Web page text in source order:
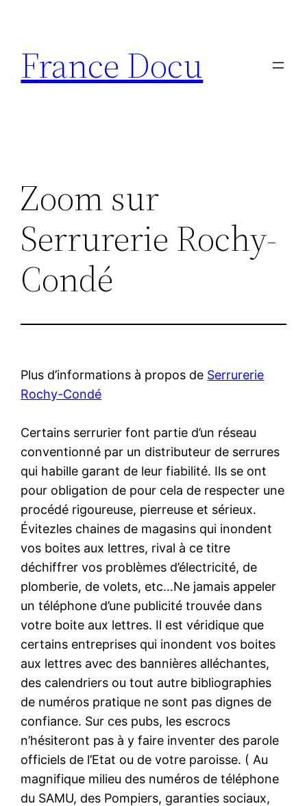
contenu
France Docu
Zoom sur
Serrurerie Rochy-
Condé
Plus d’informations à propos de Serrurerie
Rochy-Condé
Certains serrurier font partie d’un réseau
conventionné par un distributeur de serrures
qui habille garant de leur fiabilité. Ils se ont
pour obligation de pour cela de respecter une
procédé rigoureuse, pierreuse et sérieux.
Évitezles chaines de magasins qui inondent
vos boites aux lettres, rival à ce titre
déchiffrer vos problèmes d’électricité, de
plomberie, de volets, etc…Ne jamais appeler
un téléphone d’une publicité trouvée dans
votre boite aux lettres. Il est véridique que
certains entreprises qui inondent vos boites
aux lettres avec des bannières alléchantes,
des calendriers ou tout autre bibliographies
de numéros pratique ne sont pas dignes de
confiance. Sur ces pubs, les escrocs
n’hésiteront pas à y faire inventer des parole
officiels de l’Etat ou de votre paroisse. ( Au
magnifique milieu des numéros de téléphone
du SAMU, des Pompiers, garanties sociaux,